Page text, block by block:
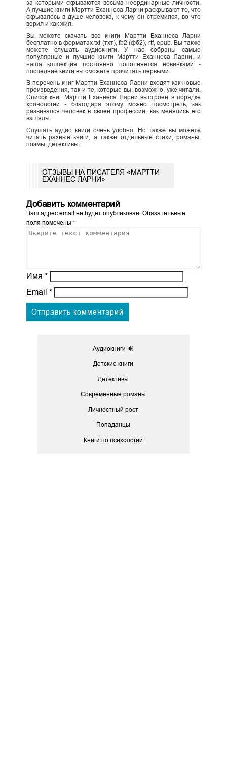
за которыми скрываются весьма неординарные личности.
А лучшие книги Мартти Еханнеса Ларни раскрывают то, что
скрывалось в душе человека, к чему он стремился, во что
верил и как жил.
Вы можете скачать все книги Мартти Еханнеса Ларни
бесплатно в форматах txt (тхт), fb2 (фб2), rtf, epub. Вы также
можете слушать аудиокниги. У нас собраны самые
популярные и лучшие книги Мартти Еханнеса Ларни, и
наша коллекция постоянно пополняется новинками -
последние книги вы сможете прочитать первыми.
В перечень книг Мартти Еханнеса Ларни входят как новые
произведения, так и те, которые вы, возможно, уже читали.
Список книг Мартти Еханнеса Ларни выстроен в порядке
хронологии - благодаря этому можно посмотреть, как
развивался человек в своей профессии, как менялись его
взгляды.
Слушать аудио книги очень удобно. Но также вы можете
читать разные книги, а также отдельные стихи, романы,
поэмы, детективы.
ОТЗЫВЫ НА ПИСАТЕЛЯ «МАРТТИ
ЕХАННЕС ЛАРНИ»
Добавить комментарий
Ваш адрес email не будет опубликован.Обязательные
поля помечены *
Имя *
Email *
Аудиокниги 🔊
Детские книги
Детективы
Современные романы
Личностный рост
Попаданцы
Книги по психологии